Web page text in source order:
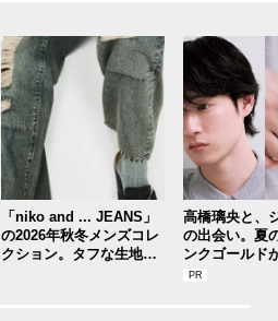
「niko and ... JEANS」
の2026年秋冬メンズコレ
クション。タフな生地、
高橋璃央と、
の出会い。夏
ンクゴールド
SUMMER